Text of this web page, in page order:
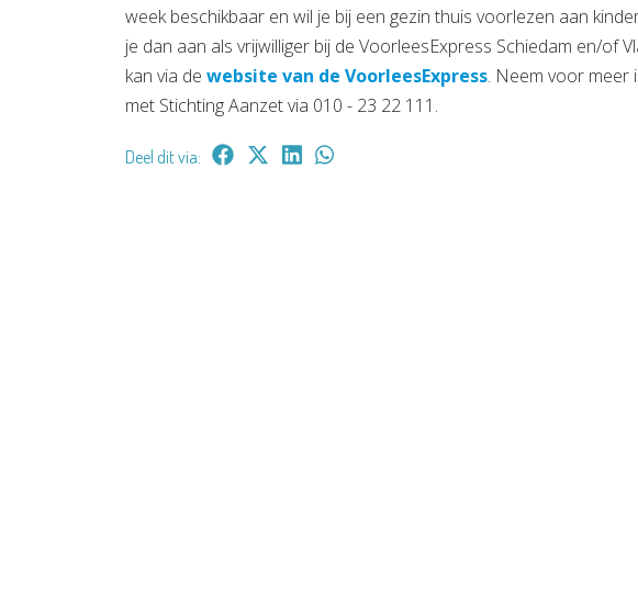
week beschikbaar en wil je bij een gezin thuis voorlezen aan
je dan aan als vrijwilliger bij de VoorleesExpress Schiedam en/of
kan via de website van de VoorleesExpress. Neem voor
met Stichting Aanzet via 010 - 23 22 111.
Deel dit via: